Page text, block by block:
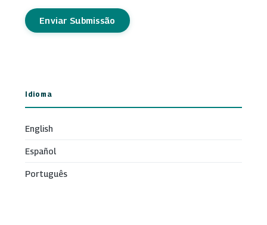
Enviar Submissão
Idioma
English
Español
Português